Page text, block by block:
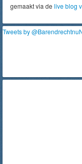
gemaakt via de live blog
Tweets by